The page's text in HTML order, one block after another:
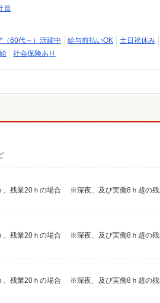
員
（60代～）活躍中 給与前払いOK
土日祝休み
社会保険あり